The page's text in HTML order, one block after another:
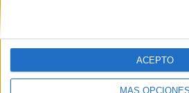
MÁS OPCIONES
ACEPTO